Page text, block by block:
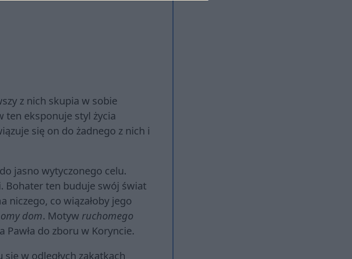
z nich skupia w sobie
ten eksponuje styl życia
się on do żadnego z nich i
jasno wytyczonego celu.
Bohater ten buduje swój świat
niczego, co wiązałoby jego
dom. Motyw ruchomego
Pawła do zboru w Koryncie.
się w odległych zakątkach